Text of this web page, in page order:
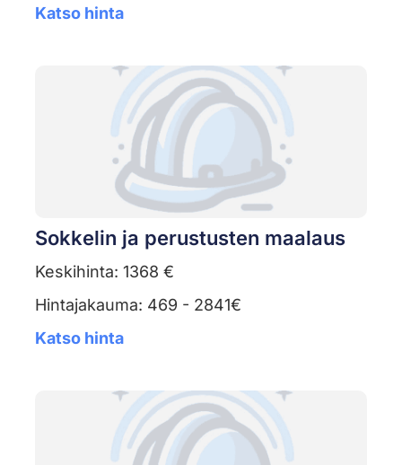
Katso hinta
Sokkelin ja perustusten maalaus
Keskihinta: 1368 €
Hintajakauma: 469 - 2841€
Katso hinta